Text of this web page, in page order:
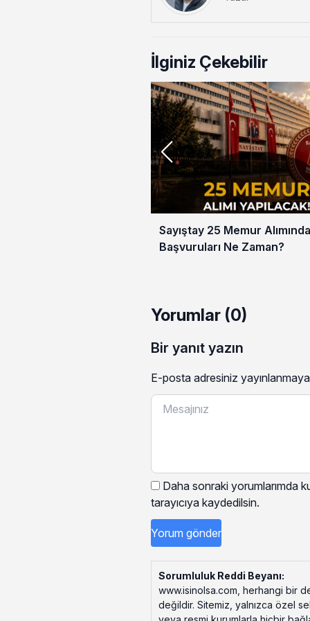
İlginiz Çekebilir
Sayıştay 25 Memur Alımında
Başvuruları Ne Zaman?
Yorumlar (0)
Bir yanıt yazın
E-posta adresiniz
Daha sonraki yorumlarımda
tarayıcıya kaydedilsin.
Sorumluluk Reddi Beyanı:
www.isinolsa.com, herhangi bir
değildir. Sitemiz, yalnızca özel